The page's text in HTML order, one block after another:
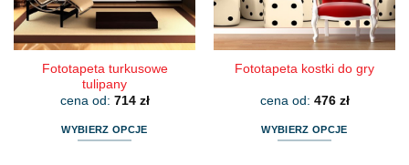
Fototapeta turkusowe
tulipany
cena od: 714 zł
WYBIERZ OPCJE
Fototapeta kostki do gry
cena od: 476 zł
WYBIERZ OPCJE